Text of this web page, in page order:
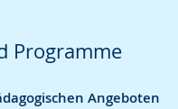
Programme
Angeboten